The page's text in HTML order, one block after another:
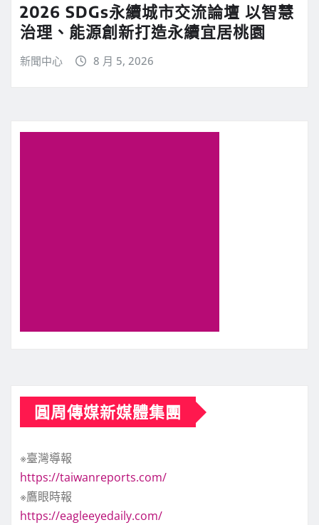
2026 SDGs永續城市交流論壇 以智慧
治理、能源創新打造永續宜居桃園
新聞中心 8 月 5, 2026
圓周傳媒新媒體集團
※臺灣導報
https://taiwanreports.com/
※鷹眼時報
https://eagleeyedaily.com/